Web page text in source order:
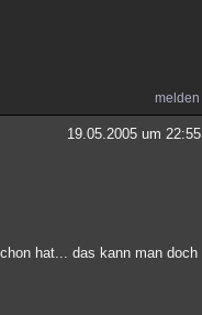
melden
19.05.2005 um 22:55
hat... das kann man doch